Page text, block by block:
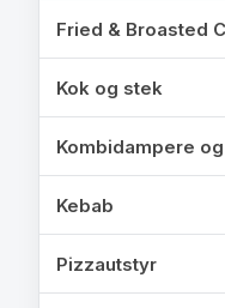
Fried & Broasted
Kok og stek
Kombidampere
Kebab
Pizzautstyr